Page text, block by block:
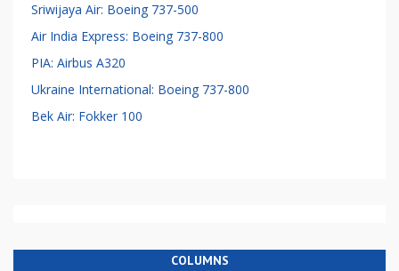
Sriwijaya Air: Boeing 737-500
Air India Express: Boeing 737-800
PIA: Airbus A320
Ukraine International: Boeing 737-800
Bek Air: Fokker 100
COLUMNS